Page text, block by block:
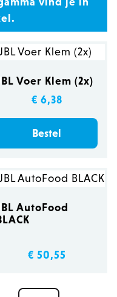
Voer Klem (2x)
€ 6,38
Bestel
AutoFood
€ 50,55